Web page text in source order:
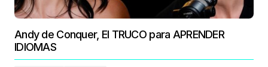
Andy de Conquer, El TRUCO para APRENDER
IDIOMAS